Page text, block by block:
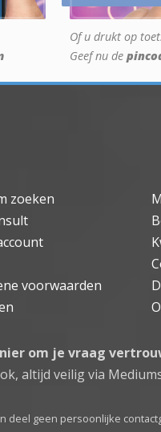
Of u drukt op
Geef nu de
zoeken
voorwaarden
om je vraag
altijd veilig via
deel geen persoonlijke